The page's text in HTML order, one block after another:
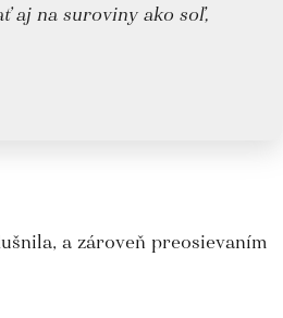
aj na suroviny ako soľ,
a zároveň preosievaním